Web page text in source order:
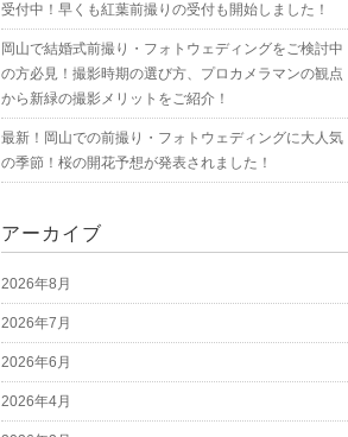
受付中！早くも紅葉前撮りの受付も開始しました！
岡山で結婚式前撮り・フォトウェディングをご検討中
の方必見！撮影時期の選び方、プロカメラマンの観点
から新緑の撮影メリットをご紹介！
最新！岡山での前撮り・フォトウェディングに大人気
の季節！桜の開花予想が発表されました！
アーカイブ
2026年8月
2026年7月
2026年6月
2026年4月